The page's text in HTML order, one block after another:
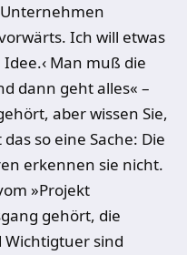
Ich will etwas
Man muß die
dann geht alles« –
aber wissen Sie,
so eine Sache: Die
erkennen sie nicht.
»Projekt
gehört, die
sind